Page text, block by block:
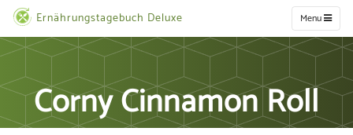
Ernährungstagebuch Deluxe Menu
Corny Cinnamon Roll